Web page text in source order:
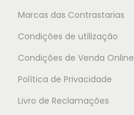
Marcas das Contrastarias
Condições de utilização
Condições de Venda Online
Política de Privacidade
Livro de Reclamações